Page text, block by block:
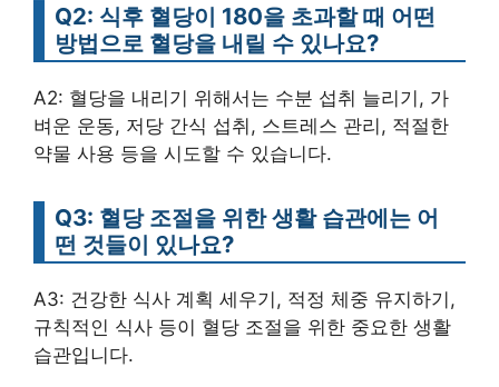
Q2: 식후 혈당이 180을 초과할 때 어떤
방법으로 혈당을 내릴 수 있나요?
A2: 혈당을 내리기 위해서는 수분 섭취 늘리기, 가
벼운 운동, 저당 간식 섭취, 스트레스 관리, 적절한
약물 사용 등을 시도할 수 있습니다.
Q3: 혈당 조절을 위한 생활 습관에는 어
떤 것들이 있나요?
A3: 건강한 식사 계획 세우기, 적정 체중 유지하기,
규칙적인 식사 등이 혈당 조절을 위한 중요한 생활
습관입니다.